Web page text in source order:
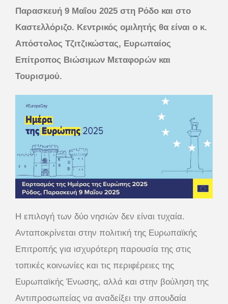
Παρασκευή 9 Μαΐου 2025 στη Ρόδο και στο
Καστελλόριζο. Κεντρικός ομιλητής θα είναι ο κ.
Απόστολος Τζιτζικώστας, Ευρωπαίος
Επίτροπος Βιώσιμων Μεταφορών και
Τουρισμού.
Η επιλογή των δύο νησιών δεν είναι τυχαία.
Ανταποκρίνεται στην πολιτική της Ευρωπαϊκής
Επιτροπής για ισχυρότερη παρουσία της στις
τοπικές κοινωνίες και τις περιφέρειες της
Ευρωπαϊκής Ένωσης, αλλά και στην βούληση της
Αντιπροσωπείας να αναδείξει την σπουδαία